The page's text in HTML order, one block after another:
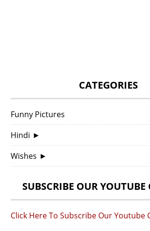
CATEGORIES
Funny Pictures
Hindi ►
Wishes ►
SUBSCRIBE OUR
Click Here To Subscribe Our Youtube